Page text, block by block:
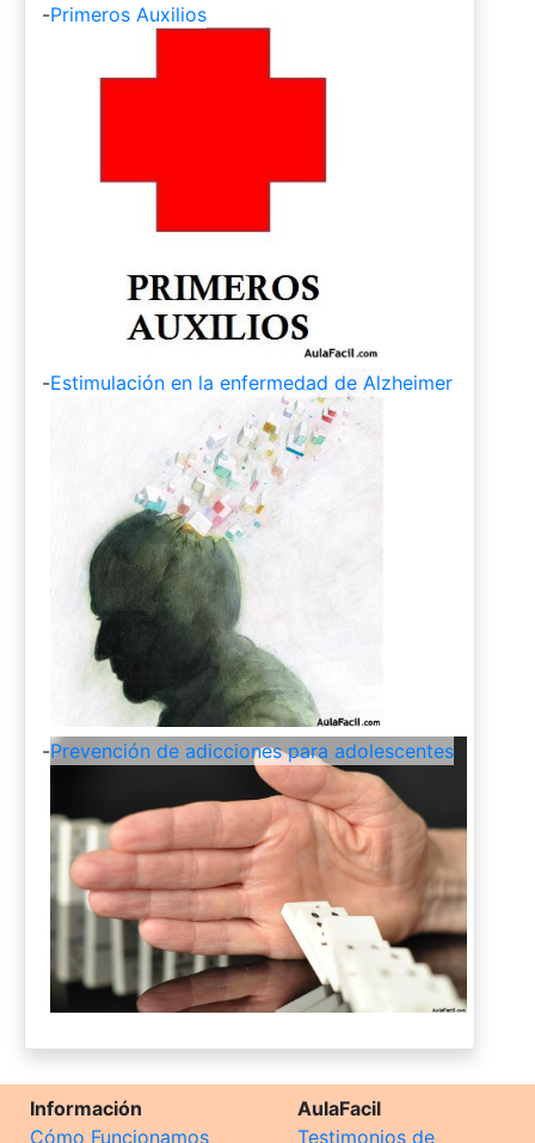
-Primeros Auxilios
-Estimulación en la enfermedad de Alzheimer
-Prevención de adicciones para adolescentes
Información
Cómo Funcionamos
AulaFacil
Testimonios de